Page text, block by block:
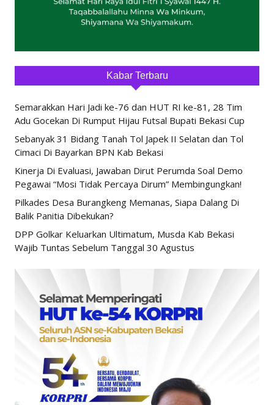
Kabar Terbaru
Semarakkan Hari Jadi ke-76 dan HUT RI ke-81, 28 Tim
Adu Gocekan Di Rumput Hijau Futsal Bupati Bekasi Cup
Sebanyak 31 Bidang Tanah Tol Japek II Selatan dan Tol
Cimaci Di Bayarkan BPN Kab Bekasi
Kinerja Di Evaluasi, Jawaban Dirut Perumda Soal Demo
Pegawai “Mosi Tidak Percaya Dirum” Membingungkan!
Pilkades Desa Burangkeng Memanas, Siapa Dalang Di
Balik Panitia Dibekukan?
DPP Golkar Keluarkan Ultimatum, Musda Kab Bekasi
Wajib Tuntas Sebelum Tanggal 30 Agustus